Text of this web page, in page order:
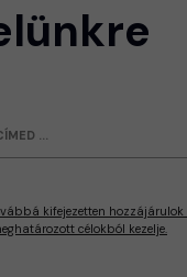
kifejezetten hozzájárulok
célokból kezelje.